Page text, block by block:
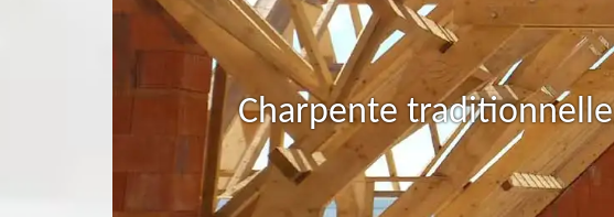
Charpente traditionnelle